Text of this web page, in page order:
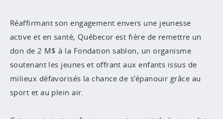
Réaffirmant son engagement envers une jeunesse
active et en santé, Québecor est fière de remettre un
don de 2 M$ à la Fondation sablon, un organisme
soutenant les jeunes et offrant aux enfants issus de
milieux défavorisés la chance de s’épanouir grâce au
sport et au plein air.